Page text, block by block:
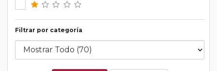
Filtrar por categoría